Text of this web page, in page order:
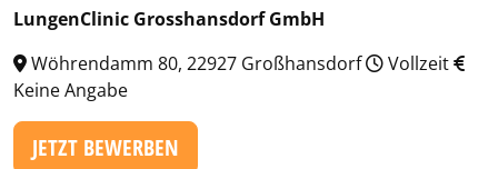
LungenClinic Grosshansdorf GmbH
Wöhrendamm 80, 22927 Großhansdorf
Vollzeit
Keine Angabe
JETZT BEWERBEN